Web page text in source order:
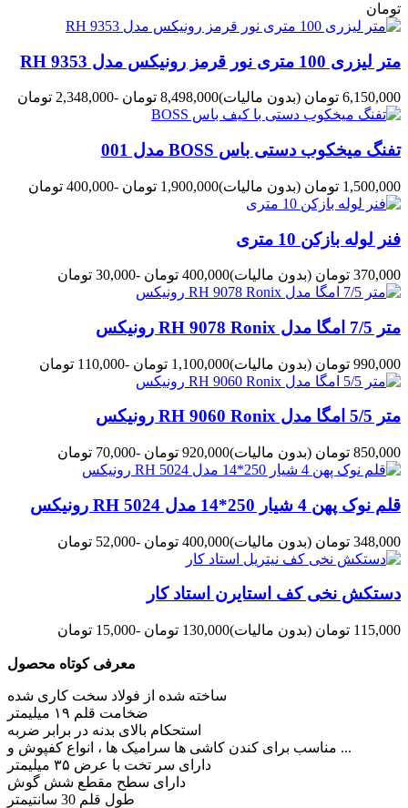
تومان
متر لیزری 100 متری نور قرمز رونیکس مدل RH 9353
6,150,000 تومان (بدون مالیات)8,498,000 تومان -2,348,000 تومان
تفنگ میخکوب دستی باس BOSS مدل 001
1,500,000 تومان (بدون مالیات)1,900,000 تومان -400,000 تومان
فنر لوله بازکن 10 متری
370,000 تومان (بدون مالیات)400,000 تومان -30,000 تومان
متر 7/5 امگا مدل RH 9078 Ronix رونیکس
990,000 تومان (بدون مالیات)1,100,000 تومان -110,000 تومان
متر 5/5 امگا مدل RH 9060 Ronix رونیکس
850,000 تومان (بدون مالیات)920,000 تومان -70,000 تومان
قلم نوک پهن 4 شیار 250*14 مدل RH 5024 رونیکس
348,000 تومان (بدون مالیات)400,000 تومان -52,000 تومان
دستکش نخی کف استایرن استاد کار
115,000 تومان (بدون مالیات)130,000 تومان -15,000 تومان
معرفی کوتاه محصول
ساخته شده از فولاد سخت کاری شده
ضخامت قلم ۱۹ میلیمتر
استحکام بالای بدنه در برابر ضربه
مناسب برای کندن کاشی ها سرامیک ها ، انواع کفپوش و ...
دارای سر تخت با عرض ۳۵ میلیمتر
دارای سطح مقطع شش‌ گوش
طول قلم 30 سانتیمتر